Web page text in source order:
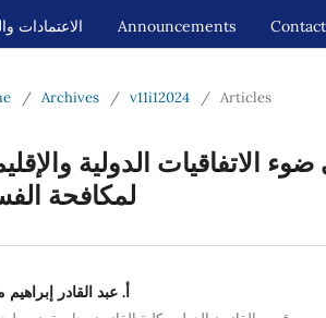
الاعتمادات Announcements
/ Archives / v11i12024 / Articles
الاتفاقيات الدولية
لمكافحة
أ. عبد القادر